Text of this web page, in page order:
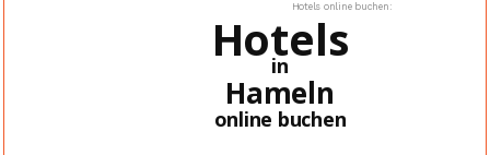
Hotels online buchen:
Hotels
in
Hameln
online buchen